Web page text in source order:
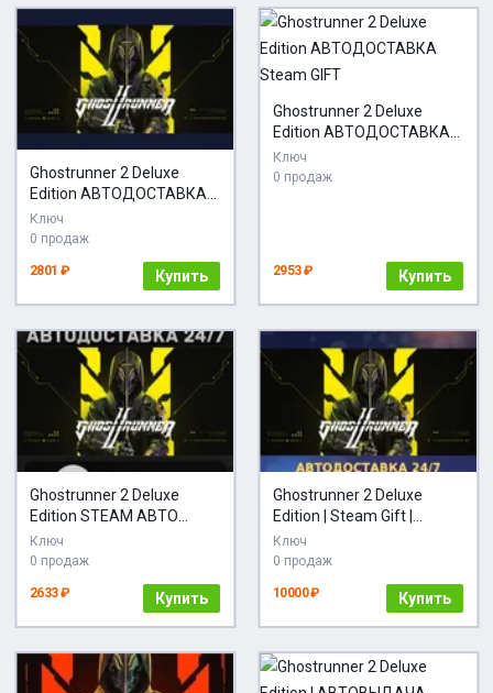
Ghostrunner 2 Deluxe
Edition АВТОДОСТАВКА
Steam Россия
Ключ
0 продаж
2801 ₽ Купить
Ghostrunner 2 Deluxe
Edition АВТОДОСТАВКА
Steam GIFT
Ключ
0 продаж
2953 ₽ Купить
Ghostrunner 2 Deluxe
Edition STEAM АВТО
RU/UA/KZ/СНГ
Ключ
0 продаж
2633 ₽ Купить
Ghostrunner 2 Deluxe
Edition | Steam Gift |
Автодоставка
Ключ
0 продаж
10000 ₽ Купить